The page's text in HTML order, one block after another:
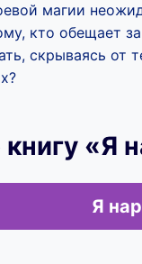
магии
кто обещает
скрываясь от
«Я
Я